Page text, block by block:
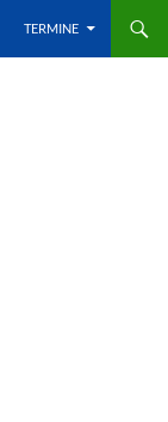
TERMINE